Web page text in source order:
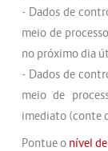
- Dados de
meio de
no próximo dia
- Dados de
meio de
imediato (conte
Pontue o nível